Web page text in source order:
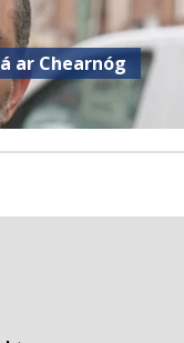
ar Chearnóg